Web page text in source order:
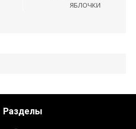
ЯБЛОЧКИ
Разделы